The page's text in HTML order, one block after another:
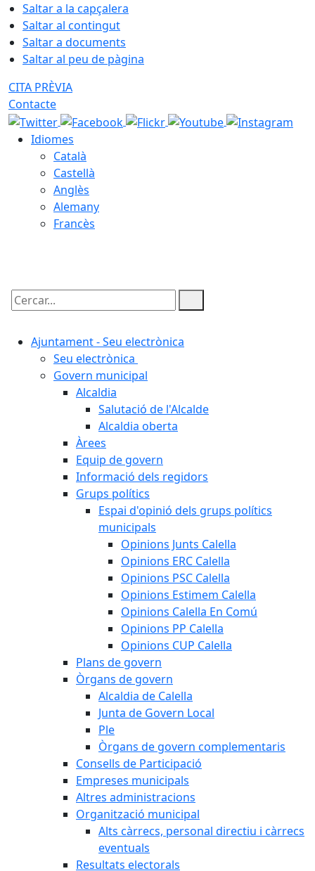
Saltar a la capçalera
Saltar al contingut
Saltar a documents
Saltar al peu de pàgina
CITA PRÈVIA
Contacte
Idiomes
Català
Castellà
Anglès
Alemany
Francès
Cercar:
Ajuntament - Seu electrònica
Seu electrònica
Govern municipal
Alcaldia
Salutació de l'Alcalde
Alcaldia oberta
Àrees
Equip de govern
Informació dels regidors
Grups polítics
Espai d'opinió dels grups polítics
municipals
Opinions Junts Calella
Opinions ERC Calella
Opinions PSC Calella
Opinions Estimem Calella
Opinions Calella En Comú
Opinions PP Calella
Opinions CUP Calella
Plans de govern
Òrgans de govern
Alcaldia de Calella
Junta de Govern Local
Ple
Òrgans de govern complementaris
Consells de Participació
Empreses municipals
Altres administracions
Organització municipal
Alts càrrecs, personal directiu i càrrecs
eventuals
Resultats electorals